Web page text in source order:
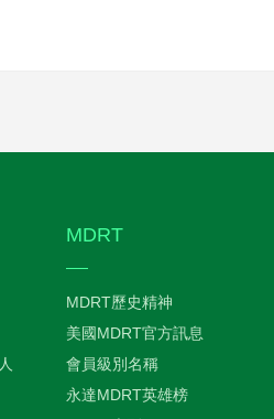
MDRT
MDRT歷史精神
美國MDRT官方訊息
會員級別名稱
永達MDRT英雄榜